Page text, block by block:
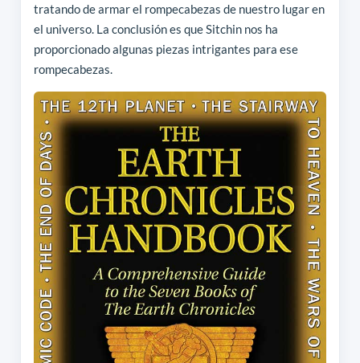
tratando de armar el rompecabezas de nuestro lugar en
el universo. La conclusión es que Sitchin nos ha
proporcionado algunas piezas intrigantes para ese
rompecabezas.